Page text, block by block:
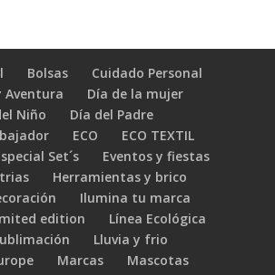
Bolsas
Cuidado Personal
Aventura
Día de la mujer
Niño
Día del Padre
ECO
ECO TEXTIL
Set´s
Eventos y fiestas
Herramientas y brico
Ilumina tu marca
edition
Línea Ecológica
Lluvia y frio
Marcas
Mascotas